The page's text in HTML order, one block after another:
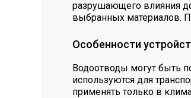
разрушающего влияния
выбранных материалов.
Особенности
Водоотводы могут быть
используются для
применять только в